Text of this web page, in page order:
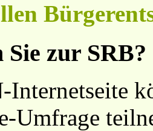
Sie zur
Umfrage